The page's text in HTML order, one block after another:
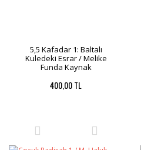
5,5 Kafadar 1: Baltalı
Kuledeki Esrar / Melike
Funda Kaynak
400,00 TL